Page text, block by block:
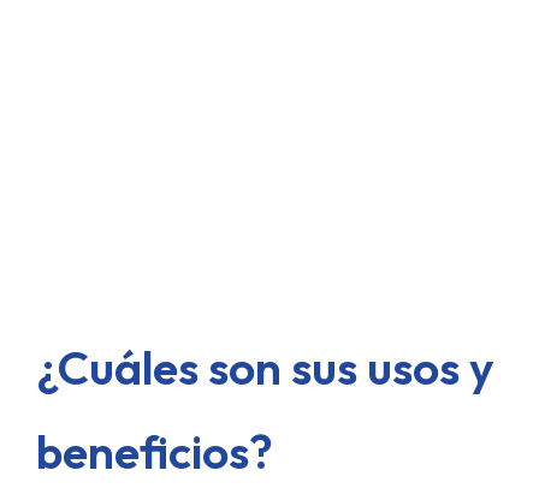
¿Cuáles son sus usos y
beneficios?